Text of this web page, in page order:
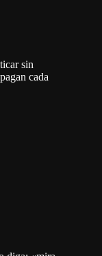
sin
cada